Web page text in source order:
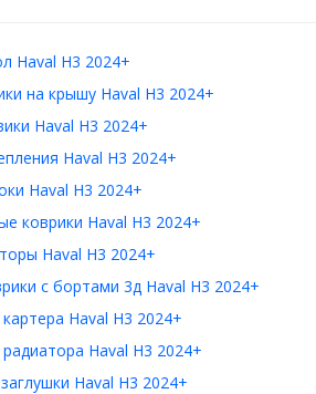
Haval H3 2024+
на крышу Haval H3 2024+
Haval H3 2024+
Haval H3 2024+
Haval H3 2024+
коврики Haval H3 2024+
Haval H3 2024+
с бортами 3д Haval H3 2024+
Haval H3 2024+
Haval H3 2024+
Haval H3 2024+